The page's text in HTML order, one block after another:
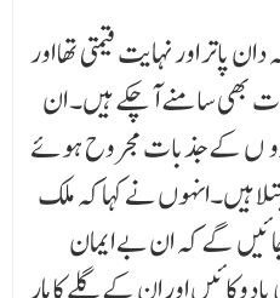
پاتر اور نہایت قیمتی تھا اور
بھی سا منے آ چکے ہیں۔ ان
¶ں کے جذبات مجروح ہوئے
ہیں۔انہوں نے کہا کہ ملک
گے کہ ان بے ایمان
اور ان کے گلے کا ہار